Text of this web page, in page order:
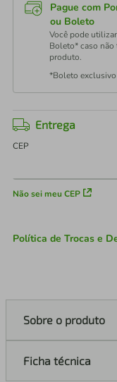
Pague com
ou Boleto
Você pode
Boleto* caso não
produto.
*Boleto exclusivo
Entrega
CEP
Não sei meu CEP
Política de Trocas e
Sobre o produto
Ficha técnica